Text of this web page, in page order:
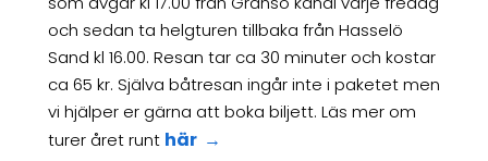
och sedan ta helgturen tillbaka från Hasselö
Sand kl 16.00. Resan tar ca 30 minuter och kostar
ca 65 kr. Själva båtresan ingår inte i paketet men
vi hjälper er gärna att boka biljett. Läs mer om
turer året runt här